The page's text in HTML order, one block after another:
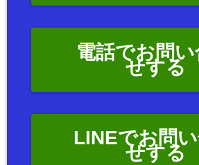
電話でお問
せする
LINEでお問
せする